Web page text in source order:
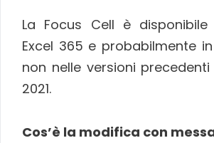
La Focus Cell è
Excel 365 e probabilmente
non nelle versioni
2021.
Cos’è la modifica con